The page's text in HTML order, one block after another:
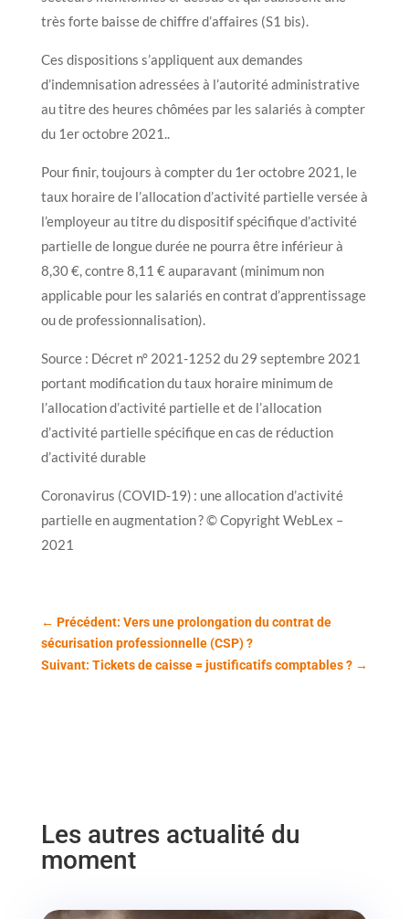
très forte baisse de chiffre d’affaires (S1 bis).
Ces dispositions s’appliquent aux demandes
d’indemnisation adressées à l’autorité administrative
au titre des heures chômées par les salariés à compter
du 1er octobre 2021..
Pour finir, toujours à compter du 1er octobre 2021, le
taux horaire de l’allocation d’activité partielle versée à
l’employeur au titre du dispositif spécifique d’activité
partielle de longue durée ne pourra être inférieur à
8,30 €, contre 8,11 € auparavant (minimum non
applicable pour les salariés en contrat d’apprentissage
ou de professionnalisation).
Source : Décret n° 2021-1252 du 29 septembre 2021
portant modification du taux horaire minimum de
l’allocation d’activité partielle et de l’allocation
d’activité partielle spécifique en cas de réduction
d’activité durable
Coronavirus (COVID-19) : une allocation d’activité
partielle en augmentation ? © Copyright WebLex –
2021
← Précédent: Vers une prolongation du contrat de
sécurisation professionnelle (CSP) ?
Suivant: Tickets de caisse = justificatifs comptables ? →
Les autres actualité du
moment